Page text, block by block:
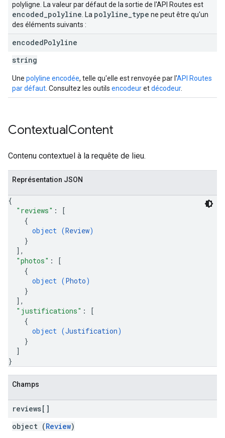
polyligne. La valeur par défaut de la sortie de l'API Routes est
encoded polyline . La polyline type ne peut être qu'un
des éléments suivants :
encodedPolyline
string
Une polyline encodée, telle qu'elle est renvoyée par l'API Routes
par défaut . Consultez les outils encodeuretdécodeur.
ContextualContent
Contenu contextuel à la requête de lieu.
Représentation JSON
{
"reviews" :
[
{
object (Review)
}
] ,
"photos" :
[
{
object (Photo)
}
] ,
"justifications" :
[
{
object (Justification)
}
]
}
Champs
reviews[]
object (Review)